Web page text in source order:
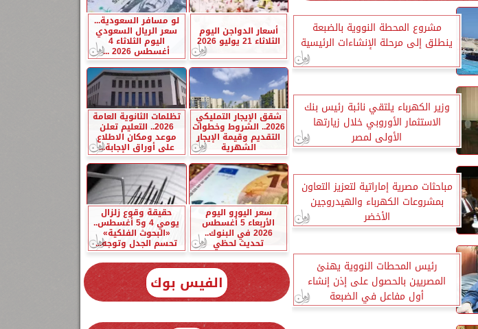
مشروع المحطة النووية بالضبعة
ينطلق إلى مرحلة الإنشاءات الرئيسية
وزير الكهرباء يلتقي نائبة رئيس بنك
الاستثمار الأوروبي خلال زيارتها
الأولى لمصر
مباحثات مصرية إماراتية لتعزيز التعاون
بمشروعات الكهرباء والهيدروجين
الأخضر
رئيس المحطات النووية يهنئ
المصريين بالحصول على إذن إنشاء
أول مفاعل في الضبعة
أسعار الدواجن اليوم
الثلاثاء 21 يوليو 2026
لو مسافر السعودية...
سعر الريال السعودي
اليوم الثلاثاء 4
أغسطس 2026 ...
شقق الإيجار التمليكي
2026.. الشروط وخطوات
التقديم وقيمة الإيجار
الشهرية
تظلمات الثانوية العامة
2026.. التعليم تعلن
موعد ومكان الاطلاع
على أوراق الإجابة...
سعر اليورو اليوم
الأربعاء 5 أغسطس
2026 في البنوك..
تحديث لحظي
حقيقة وقوع زلزال
يومي 4 و5 أغسطس..
«البحوث الفلكية»
تحسم الجدل وتوجه...
الفيس بوك